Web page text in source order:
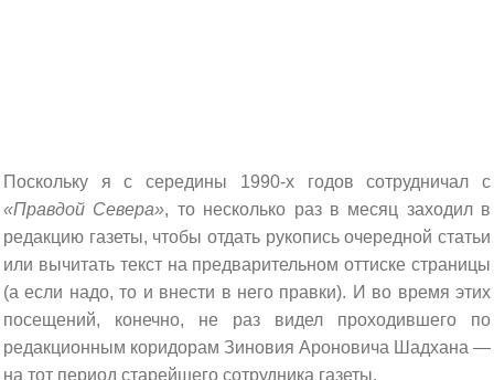
Поскольку я с середины 1990-х годов сотрудничал с
«Правдой Севера», то несколько раз в месяц заходил в
редакцию газеты, чтобы отдать рукопись очередной статьи
или вычитать текст на предварительном оттиске страницы
(а если надо, то и внести в него правки). И во время этих
посещений, конечно, не раз видел проходившего по
редакционным коридорам Зиновия Ароновича Шадхана —
на тот период старейшего сотрудника газеты.